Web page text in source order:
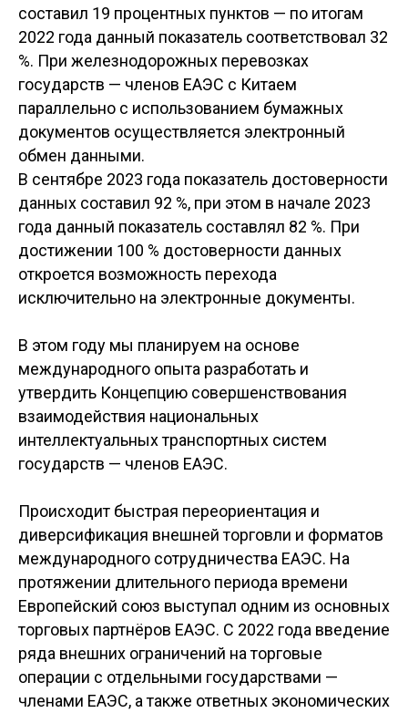
составил 19 процентных пунктов — по итогам
2022 года данный показатель соответствовал 32
%. При железнодорожных перевозках
государств — членов ЕАЭС с Китаем
параллельно с использованием бумажных
документов осуществляется электронный
обмен данными.
В сентябре 2023 года показатель достоверности
данных составил 92 %, при этом в начале 2023
года данный показатель составлял 82 %. При
достижении 100 % достоверности данных
откроется возможность перехода
исключительно на электронные документы.
В этом году мы планируем на основе
международного опыта разработать и
утвердить Концепцию совершенствования
взаимодействия национальных
интеллектуальных транспортных систем
государств — членов ЕАЭС.
Происходит быстрая переориентация и
диверсификация внешней торговли и форматов
международного сотрудничества ЕАЭС. На
протяжении длительного периода времени
Европейский союз выступал одним из основных
торговых партнёров ЕАЭС. С 2022 года введение
ряда внешних ограничений на торговые
операции с отдельными государствами —
членами ЕАЭС, а также ответных экономических